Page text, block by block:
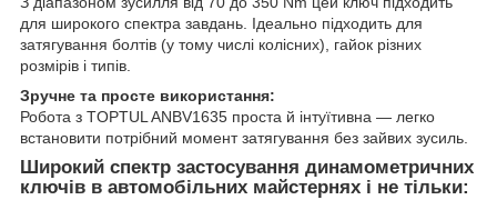
для широкого спектра завдань. Ідеально підходить для
затягування болтів (у тому числі колісних), гайок різних
розмірів і типів.
Зручне та просте використання:
Робота з TOPTUL ANBV1635 проста й інтуїтивна — легко
встановити потрібний момент затягування без зайвих зусиль.
Широкий спектр застосування динамометричних
ключів в автомобільних майстернях і не тільки: